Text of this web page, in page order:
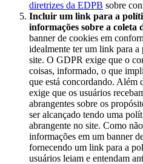
diretrizes da EDPB sobre
Incluir um link para a
informações sobre a coleta
banner de cookies em
idealmente ter um link para
site. O GDPR exige que o
coisas, informado, o que
que está concordando. Além
exige que os usuários
abrangentes sobre os
ser alcançado tendo uma
abrangente no site. Como
informações em um banner
fornecendo um link para a
usuários leiam e entendam